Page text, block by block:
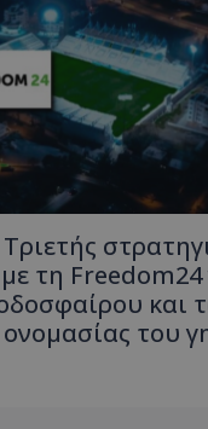
τη Freedom24
και
του